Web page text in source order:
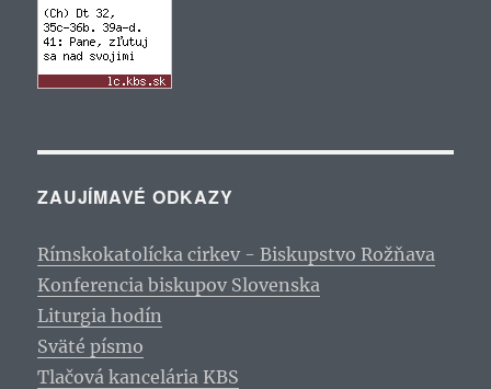
ZAUJÍMAVÉ ODKAZY
Rímskokatolícka cirkev - Biskupstvo Rožňava
Konferencia biskupov Slovenska
Liturgia hodín
Sväté písmo
Tlačová kancelária KBS